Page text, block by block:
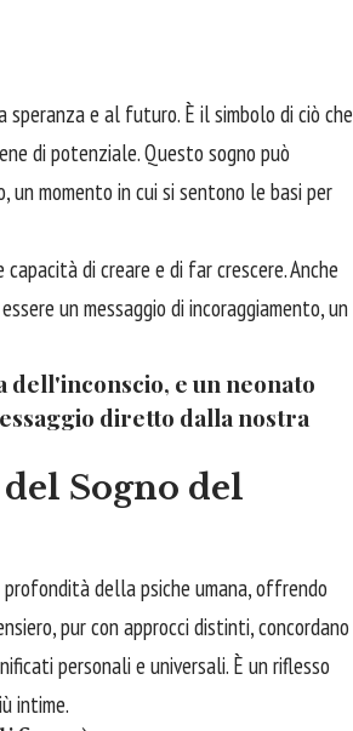
e al futuro. È il simbolo di ciò che
di potenziale. Questo sogno può
momento in cui si sentono le basi per
di creare e di far crescere. Anche
un messaggio di incoraggiamento, un
dell'inconscio, e un neonato
diretto dalla nostra
Sogno del
della psiche umana, offrendo
pur con approcci distinti, concordano
personali e universali. È un riflesso
intime.